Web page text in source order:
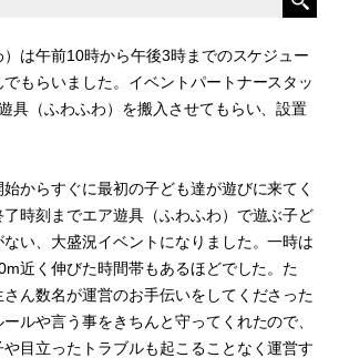
は午前10時から午後3時までのスケジュー
もらいました。イベントパートナースタッ
具（ふわふわ）を搬入させてもらい、設置
からすぐに最初の子ども達が遊びに来てく
時刻までエア遊具（ふわふわ）で遊ぶ子ど
い、大盛況イベントになりました。一時は
近く伸びた時間帯もあるほどでした。た
ん数名が運営のお手伝いをしてくださった
ルや言う事をきちんと守ってくれたので、
目立ったトラブルも起こることなく運営す